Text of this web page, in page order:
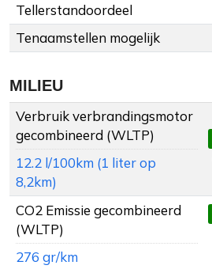
Tellerstandoordeel
Tenaamstellen mogelijk
MILIEU
Verbruik verbrandingsmotor
gecombineerd (WLTP)
12.2 l/100km (1 liter op
8,2km)
CO2 Emissie gecombineerd
(WLTP)
276 gr/km